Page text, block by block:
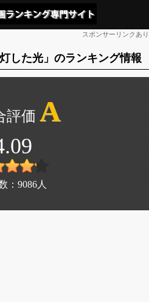
スポンサーリンクあり
した光」のランキング情報
A
： 9086 人